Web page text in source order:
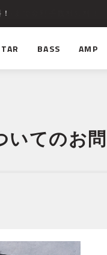
まで金利手数料無料！
BASS AMP
いてのお